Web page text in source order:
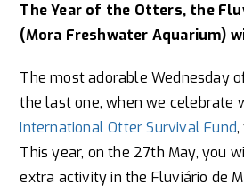
The Year of the Otters, the
(Mora Freshwater Aquarium)
The most adorable Wednesday
the last one, when we celebrate
International Otter Survival Fund,
This year, on the 27th May, you
extra activity in the Fluviário de